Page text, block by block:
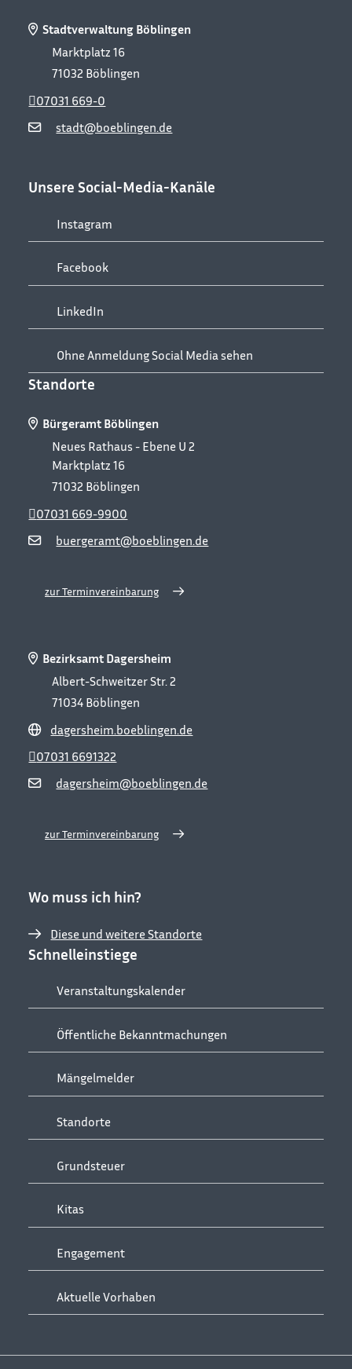
Stadtverwaltung Böblingen
Marktplatz 16
71032 Böblingen
stadt@boeblingen.de
07031 669-0
Unsere Social-Media-Kanäle
Instagram
Facebook
LinkedIn
Ohne Anmeldung Social Media sehen
Standorte
Bürgeramt Böblingen
Neues Rathaus - Ebene U 2
Marktplatz 16
71032 Böblingen
buergeramt@boeblingen.de
07031 669-9900
zur Terminvereinbarung
Bezirksamt Dagersheim
Albert-Schweitzer Str. 2
71034 Böblingen
dagersheim.boeblingen.de
dagersheim@boeblingen.de
07031 6691322
zur Terminvereinbarung
Wo muss ich hin?
Diese und weitere Standorte
Schnelleinstiege
Veranstaltungskalender
Öffentliche Bekanntmachungen
Mängelmelder
Standorte
Grundsteuer
Kitas
Engagement
Aktuelle Vorhaben